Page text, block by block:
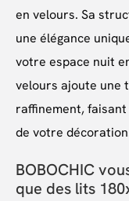
en velours. Sa
une élégance
votre espace nuit
velours ajoute une
raffinement,
de votre
BOBOCHIC
que des lits